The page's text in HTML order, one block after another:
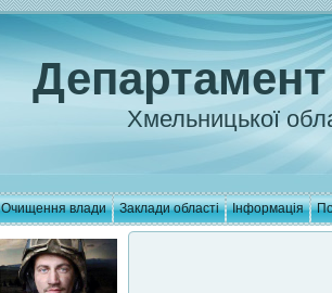
Хмельницької
Очищення влади Заклади області Інформація